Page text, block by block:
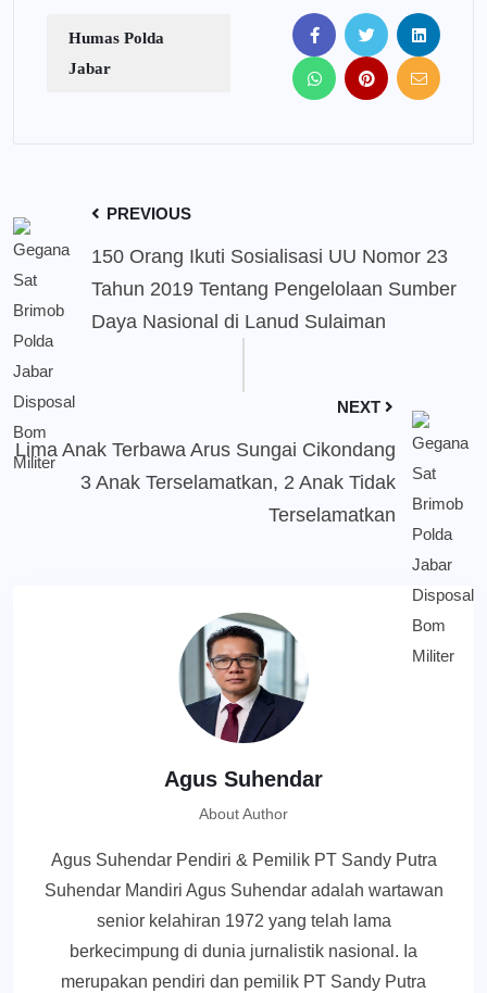
Humas Polda
Jabar
PREVIOUS
150 Orang Ikuti Sosialisasi UU Nomor 23
Tahun 2019 Tentang Pengelolaan Sumber
Daya Nasional di Lanud Sulaiman
NEXT
Lima Anak Terbawa Arus Sungai Cikondang
3 Anak Terselamatkan, 2 Anak Tidak
Terselamatkan
Agus Suhendar
About Author
Agus Suhendar Pendiri & Pemilik PT Sandy Putra
Suhendar Mandiri Agus Suhendar adalah wartawan
senior kelahiran 1972 yang telah lama
berkecimpung di dunia jurnalistik nasional. Ia
merupakan pendiri dan pemilik PT Sandy Putra